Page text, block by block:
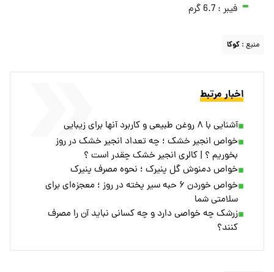
فیبر : 6.7 گرم
منبع : کوکا
اخبار مرتبط
آشنایی با ۸ روغن‌ طبیعی و کاربرد آنها برای زیبایی
خواص انجیر خشک ؛ چه تعداد انجیر خشک در روز
بخوریم ؟ | کالری انجیر خشک چقدر است ؟
خواص دمنوش گل پنیرک ؛ نحوه مصرف پنیرک
خواص خوردن ۶ حبه سیر پخته در روز ؛ معجزه‌ای برای
سلامتی شما
زرشک چه خواصی دارد و چه کسانی نباید آن را مصرف
کنند؟